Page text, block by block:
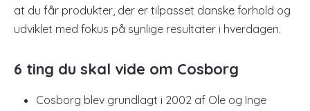
at du får produkter, der er tilpasset danske forhold og
udviklet med fokus på synlige resultater i hverdagen.
6 ting du skal vide om Cosborg
Cosborg blev grundlagt i 2002 af Ole og Inge